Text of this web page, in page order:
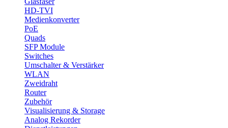
HD-TVI
Medienkonverter
PoE
Quads
SFP Module
Switches
Umschalter & Verstärker
WLAN
Zweidraht
Router
Zubehör
Visualisierung & Storage
Analog Rekorder